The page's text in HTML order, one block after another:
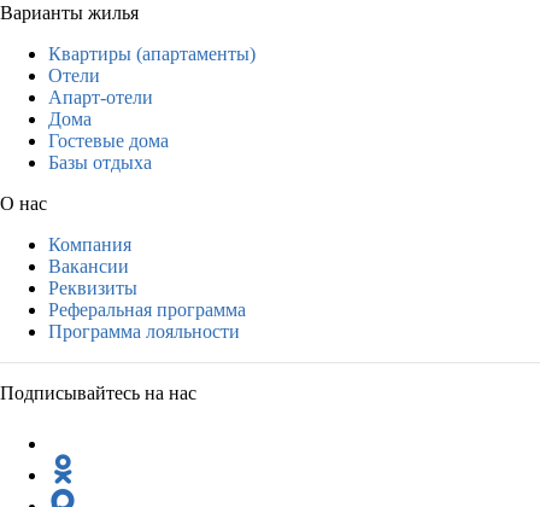
Варианты жилья
Квартиры (апартаменты)
Отели
Апарт-отели
Дома
Гостевые дома
Базы отдыха
О нас
Компания
Вакансии
Реквизиты
Реферальная программа
Программа лояльности
Подписывайтесь на нас